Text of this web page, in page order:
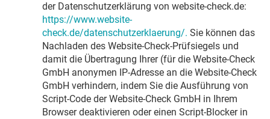
der Datenschutzerklärung von website-check.de:
https://www.website-
check.de/datenschutzerklaerung/. Sie können das
Nachladen des Website-Check-Prüfsiegels und
damit die Übertragung Ihrer (für die Website-Check
GmbH anonymen IP-Adresse an die Website-Check
GmbH verhindern, indem Sie die Ausführung von
Script-Code der Website-Check GmbH in Ihrem
Browser deaktivieren oder einen Script-Blocker in